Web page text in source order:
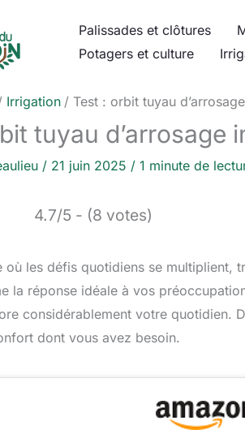
Palissades et clôtures
Potagers et culture
Irrigation Test : orbit tuyau
tuyau
/ 21 juin 2025 / 1 minute de
4.7/5 - (8 votes)
où les défis quotidiens se
la réponse idéale à vos
considérablement votre quotidien.
dont vous avez besoin.